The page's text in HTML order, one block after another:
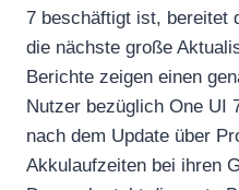
7 beschäftigt ist, bereitet
die nächste große
Berichte zeigen einen
Nutzer bezüglich One UI
nach dem Update über
Akkulaufzeiten bei ihren